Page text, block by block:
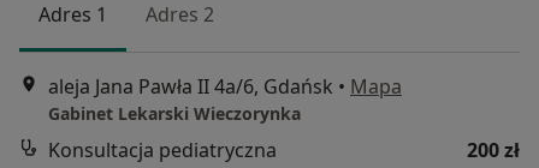
Adres 1 Adres 2
aleja Jana Pawła II 4a/6, Gdańsk • Mapa
Gabinet Lekarski Wieczorynka
Konsultacja pediatryczna
200 zł